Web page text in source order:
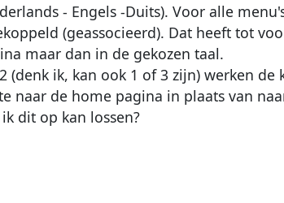
- Engels -Duits). Voor alle
(geassocieerd). Dat heeft tot
maar dan in de gekozen taal.
(denk ik, kan ook 1 of 3 zijn) werken
naar de home pagina in plaats van
dit op kan lossen?